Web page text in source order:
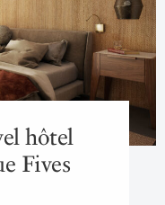
hôtel
Fives